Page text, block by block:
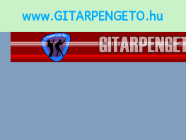
www.GITARPENGETO.hu
Népszerű-